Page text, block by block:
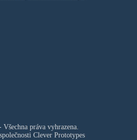
práva vyhrazena.
Clever Prototypes